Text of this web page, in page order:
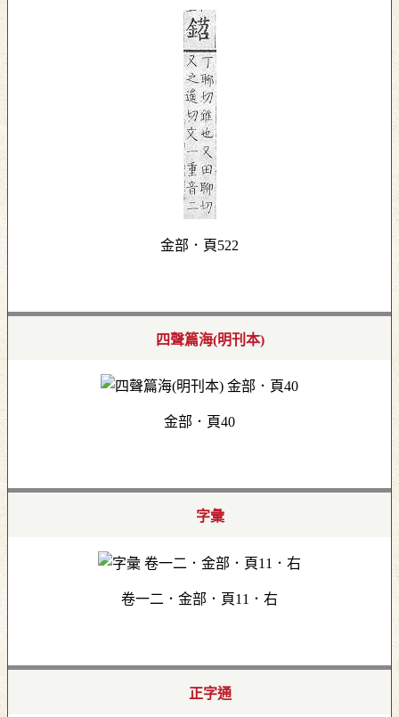
金部．頁522
四聲篇海(明刊本)
金部．頁40
字彙
卷一二．金部．頁11．右
正字通